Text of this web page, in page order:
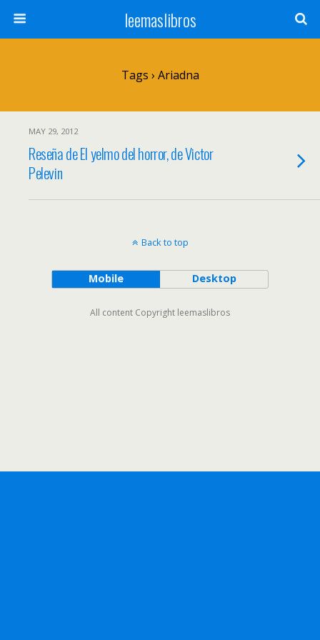
leemaslibros
Tags › Ariadna
MAY 29, 2012
Reseña de El yelmo del horror, de Victor
Pelevin
Back to top
Mobile Desktop
All content Copyright leemaslibros